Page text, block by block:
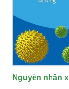
Nguyên nhân